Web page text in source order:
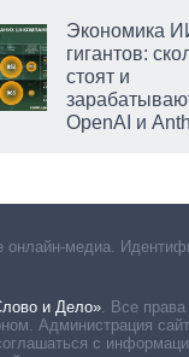
Экономика
гигантов:
стоят и
OpenAI и
онлайн-медиа.
и Дело» Все
Администрация
с